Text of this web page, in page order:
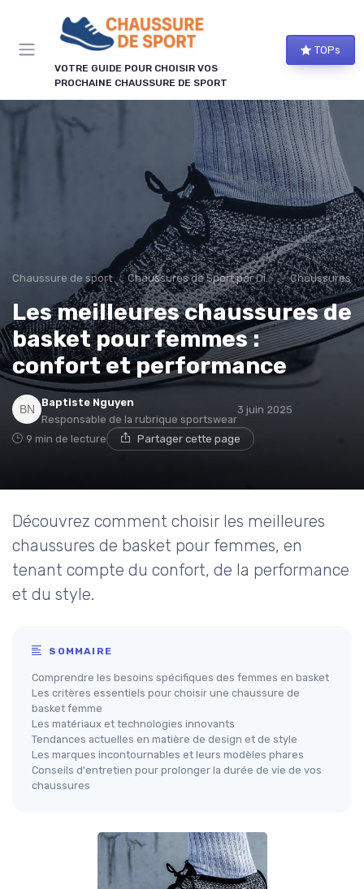
VOTRE GUIDE POUR CHOISIR VOS
PROCHAINE CHAUSSURE DE SPORT
TOPs
Chaussure de sport Chaussures de Sport par Discipline Chaussures
Les meilleures chaussures de
basket pour femmes :
confort et performance
Baptiste Nguyen
Responsable de la rubrique sportswear
3 juin 2025
9 min de lecture Partager cette page
Découvrez comment choisir les meilleures
chaussures de basket pour femmes, en
tenant compte du confort, de la performance
et du style.
SOMMAIRE
Comprendre les besoins spécifiques des femmes en basket
Les critères essentiels pour choisir une chaussure de
basket femme
Les matériaux et technologies innovants
Tendances actuelles en matière de design et de style
Les marques incontournables et leurs modèles phares
Conseils d'entretien pour prolonger la durée de vie de vos
chaussures